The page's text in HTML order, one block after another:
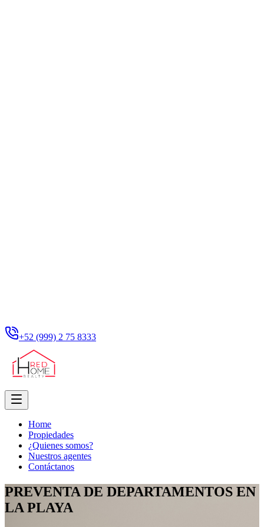
+52 (999) 2 75 8333
Home
Propiedades
¿Quienes somos?
Nuestros agentes
Contáctanos
PREVENTA DE DEPARTAMENTOS EN
LA PLAYA